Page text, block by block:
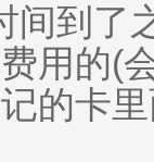
到了
用的(
的卡